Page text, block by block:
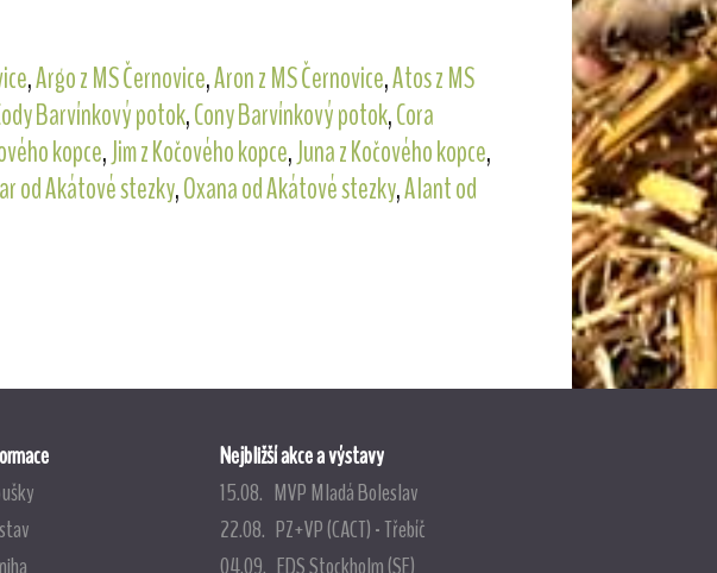
,Argo z MS Černovice,Aron z MS Černovice,Atos z MS
Barvínkový potok,Cony Barvínkový potok,Cora
kopce,Jim z Kočového kopce,Juna z Kočového kopce,
od Akátové stezky,Oxana od Akátové stezky,Alant od
Nejbližší akce a výstavy
15.08. MVP Mladá Boleslav
22.08. PZ+VP (CACT) - Třebíč
04.09. EDS Stockholm (SE)